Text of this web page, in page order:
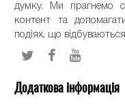
думку. Ми прагнемо
контент та
подіях, що відбуваються
Додаткова інформація